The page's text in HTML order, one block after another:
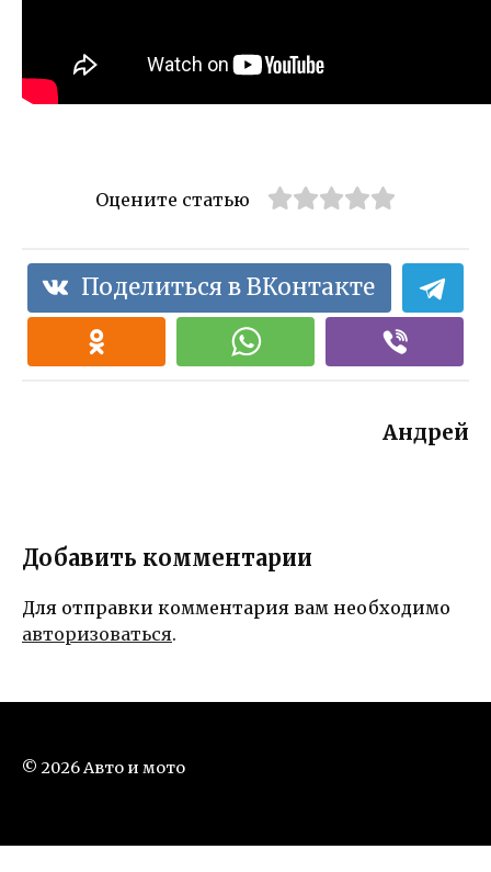
Оцените статью
Поделиться в ВКонтакте
Андрей
Добавить комментарии
Для отправки комментария вам необходимо
авторизоваться.
© 2026 Авто и мото